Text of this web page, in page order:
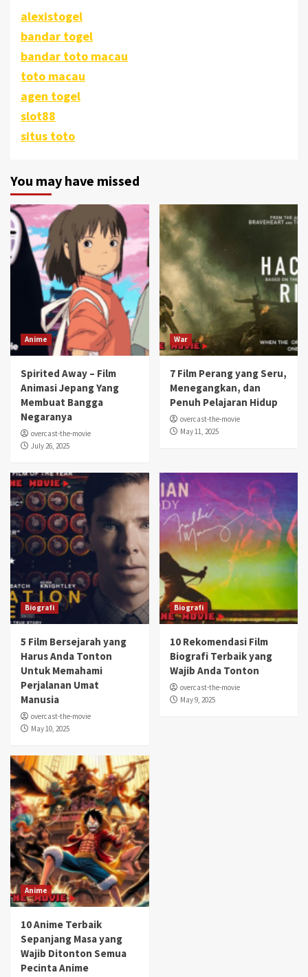
alexistogel
bandar togel
bandar toto macau
toto macau
agen togel
slot88
situs toto
You may have missed
Anime
Spirited Away – Film
Animasi Jepang Yang
Membuat Bangga
Negaranya
overcast-the-movie
July 26, 2025
War
7 Film Perang yang Seru,
Menegangkan, dan
Penuh Pelajaran Hidup
overcast-the-movie
May 11, 2025
Biografi
5 Film Bersejarah yang
Harus Anda Tonton
Untuk Memahami
Perjalanan Umat
Manusia
overcast-the-movie
May 10, 2025
Biografi
10 Rekomendasi Film
Biografi Terbaik yang
Wajib Anda Tonton
overcast-the-movie
May 9, 2025
Anime
10 Anime Terbaik
Sepanjang Masa yang
Wajib Ditonton Semua
Pecinta Anime